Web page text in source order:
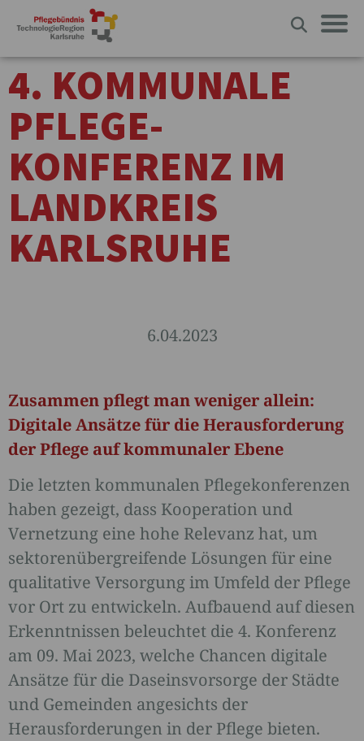
4. KOMMUNALE
PFLEGE-
KONFERENZ IM
LANDKREIS
KARLSRUHE
6.04.2023
Zusammen pflegt man weniger allein:
Digitale Ansätze für die Herausforderung
der Pflege auf kommunaler Ebene
Die letzten kommunalen Pflegekonferenzen
haben gezeigt, dass Kooperation und
Vernetzung eine hohe Relevanz hat, um
sektorenübergreifende Lösungen für eine
qualitative Versorgung im Umfeld der Pflege
vor Ort zu entwickeln. Aufbauend auf diesen
Erkenntnissen beleuchtet die 4. Konferenz
am 09. Mai 2023, welche Chancen digitale
Ansätze für die Daseinsvorsorge der Städte
und Gemeinden angesichts der
Herausforderungen in der Pflege bieten.